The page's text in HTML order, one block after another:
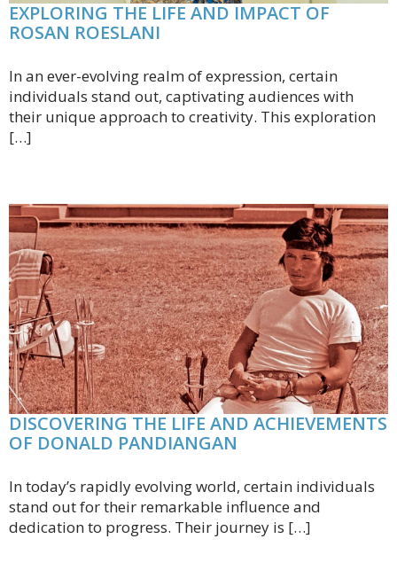
EXPLORING THE LIFE AND IMPACT OF
ROSAN ROESLANI
In an ever-evolving realm of expression, certain
individuals stand out, captivating audiences with
their unique approach to creativity. This exploration
[…]
DISCOVERING THE LIFE AND ACHIEVEMENTS
OF DONALD PANDIANGAN
In today’s rapidly evolving world, certain individuals
stand out for their remarkable influence and
dedication to progress. Their journey is […]